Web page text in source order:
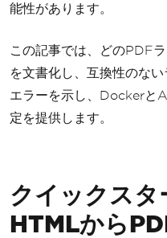
能性があります。
この記事では、どのPDF
を文書化し、互換性のな
エラーを示し、Dockerと
定を提供します。
クイックス
HTMLから